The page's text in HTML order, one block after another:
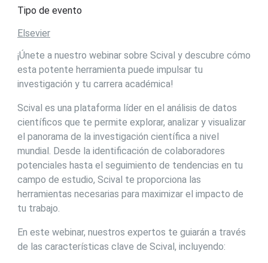
Tipo de evento
Elsevier
¡Únete a nuestro webinar sobre Scival y descubre cómo
esta potente herramienta puede impulsar tu
investigación y tu carrera académica!
Scival es una plataforma líder en el análisis de datos
científicos que te permite explorar, analizar y visualizar
el panorama de la investigación científica a nivel
mundial. Desde la identificación de colaboradores
potenciales hasta el seguimiento de tendencias en tu
campo de estudio, Scival te proporciona las
herramientas necesarias para maximizar el impacto de
tu trabajo.
En este webinar, nuestros expertos te guiarán a través
de las características clave de Scival, incluyendo: